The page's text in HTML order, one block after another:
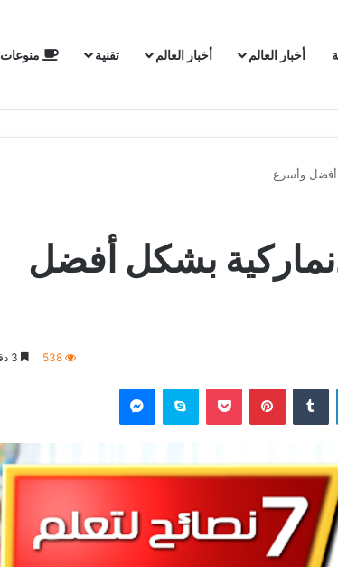
أخبار العالم أخبار العالم تقنية منوعات
بشكل أفضل
538
لينكدإن بينتيريست سكايب